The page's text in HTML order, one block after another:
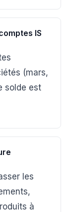
IS
(mars,
solde est
les
à